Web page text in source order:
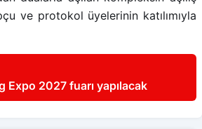
ve protokol üyelerinin katılımıyla
Expo 2027 fuarı yapılacak